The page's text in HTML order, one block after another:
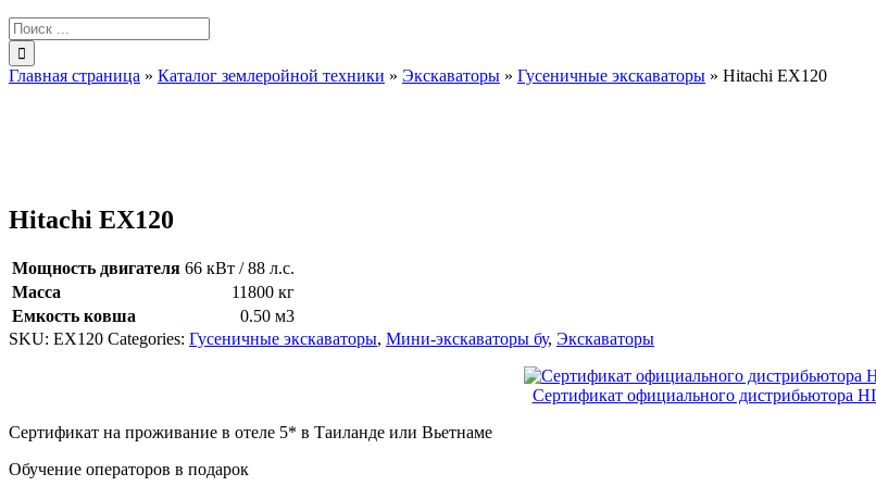
Результат
поиска:
Главная страница » Каталог землеройной техники » Экскаваторы » Гусеничные экскаваторы » Hitachi EX120
Hitachi EX120
Мощность двигателя 66 кВт / 88 л.с.
Масса
11800 кг
Емкость ковша
0.50 м3
SKU: EX120 Categories: Гусеничные экскаваторы, Мини-экскаваторы бу, Экскаваторы
Сертификат официального дистрибьютора
Сертификат на проживание в отеле 5* в Таиланде или Вьетнаме
Обучение операторов в подарок